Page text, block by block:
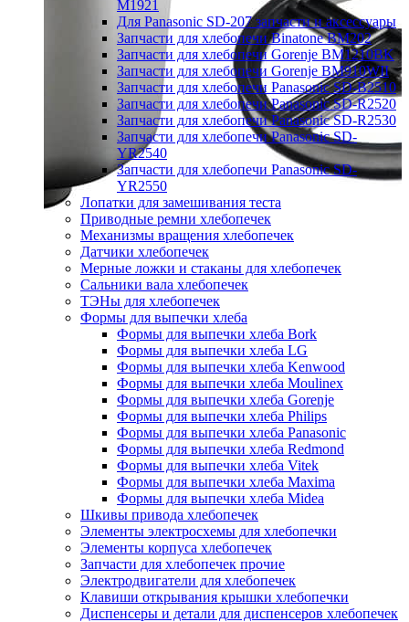
M1921
Для Panasonic SD-207 запчасти и аксессуары
Запчасти для хлебопечи Binatone BM202
Запчасти для хлебопечи Gorenje BM1210BK
Запчасти для хлебопечи Gorenje BM910WII
Запчасти для хлебопечи Panasonic SD-B2510
Запчасти для хлебопечи Panasonic SD-R2520
Запчасти для хлебопечи Panasonic SD-R2530
Запчасти для хлебопечи Panasonic SD-
YR2540
Запчасти для хлебопечи Panasonic SD-
YR2550
Лопатки для замешивания теста
Приводные ремни хлебопечек
Механизмы вращения хлебопечек
Датчики хлебопечек
Мерные ложки и стаканы для хлебопечек
Сальники вала хлебопечек
ТЭНы для хлебопечек
Формы для выпечки хлеба
Формы для выпечки хлеба Bork
Формы для выпечки хлеба LG
Формы для выпечки хлеба Kenwood
Формы для выпечки хлеба Moulinex
Формы для выпечки хлеба Gorenje
Формы для выпечки хлеба Philips
Формы для выпечки хлеба Panasonic
Формы для выпечки хлеба Redmond
Формы для выпечки хлеба Vitek
Формы для выпечки хлеба Maxima
Формы для выпечки хлеба Midea
Шкивы привода хлебопечек
Элементы электросхемы для хлебопечки
Элементы корпуса хлебопечек
Запчасти для хлебопечек прочие
Электродвигатели для хлебопечек
Клавиши открывания крышки хлебопечки
Диспенсеры и детали для диспенсеров хлебопечек